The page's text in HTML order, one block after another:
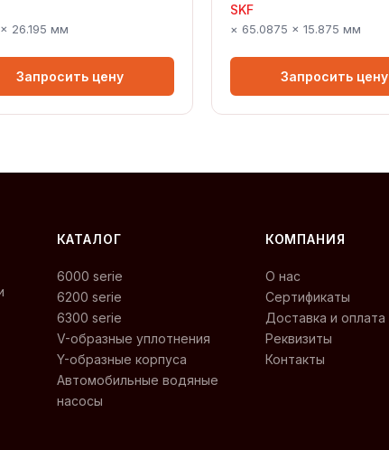
26.195 мм
Запросить цену
SKF
× 65.0875 × 15.875 мм
Запросить цену
КАТАЛОГ
6000 serie
6200 serie
6300 serie
V-образные уплотнения
Y-образные корпуса
Автомобильные водяные
насосы
КОМПАНИЯ
О нас
Сертификаты
Доставка и оплата
Реквизиты
Контакты